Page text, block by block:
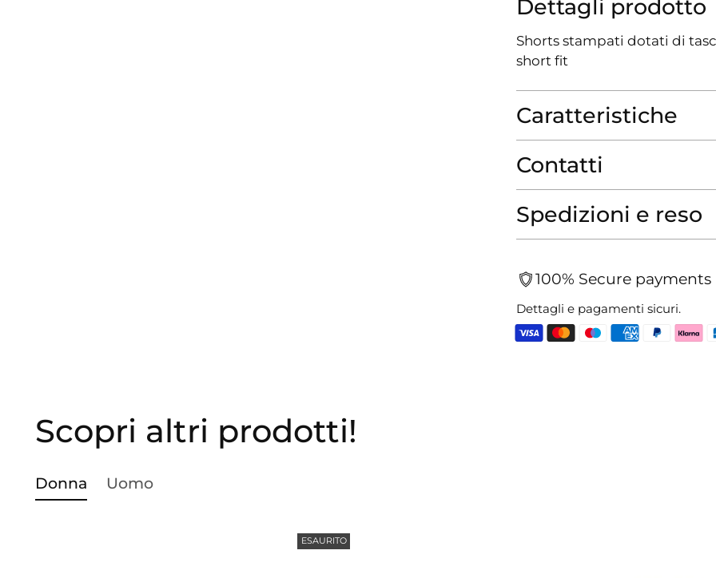
Dettagli prodotto
Shorts stampati dotati di
short fit
Caratteristiche
Contatti
Spedizioni e reso
100% Secure payments
Dettagli e pagamenti sicuri.
Scopri altri prodotti!
Donna Uomo
ESAURITO